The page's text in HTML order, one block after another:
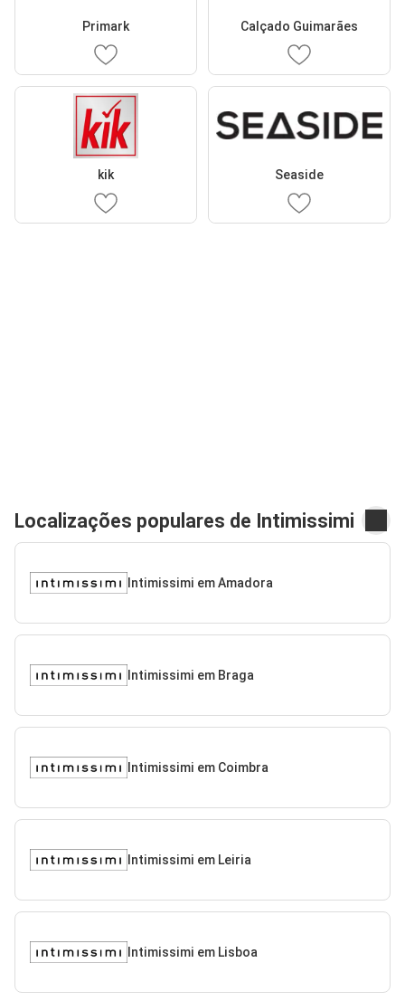
Primark Calçado Guimarães
kik Seaside
Localizações populares de Intimissimi
Intimissimi em Amadora
Intimissimi em Braga
Intimissimi em Coimbra
Intimissimi em Leiria
Intimissimi em Lisboa